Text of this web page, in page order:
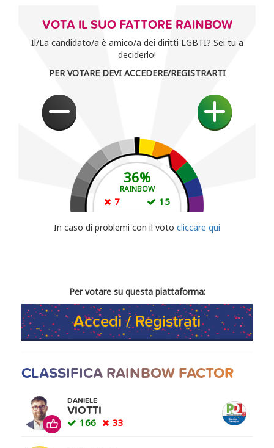
VOTA IL SUO FATTORE RAINBOW
Il/La candidato/a è amico/a dei diritti LGBTI? Sei tu a
deciderlo!
PER VOTARE DEVI ACCEDERE/REGISTRARTI
36%
RAINBOW
7 15
CONDIVIDI IL TUO VOTO
In caso di problemi con il voto cliccare qui
Per votare su questa piattaforma:
Accedi / Registrati
CLASSIFICA RAINBOW FACTOR
DANIELE
VIOTTI
166 33